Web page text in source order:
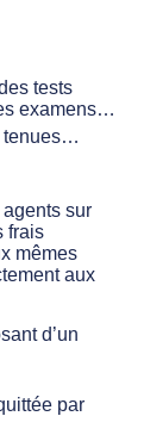
tests
examens…
tenues…
agents sur
frais
mêmes
aux
d’un
par